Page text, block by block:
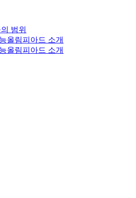
범위
올림피아드 소개
올림피아드 소개